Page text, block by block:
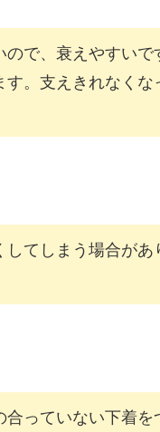
で、衰えやすい
。支えきれなく
てしまう場合があ
っていない下着